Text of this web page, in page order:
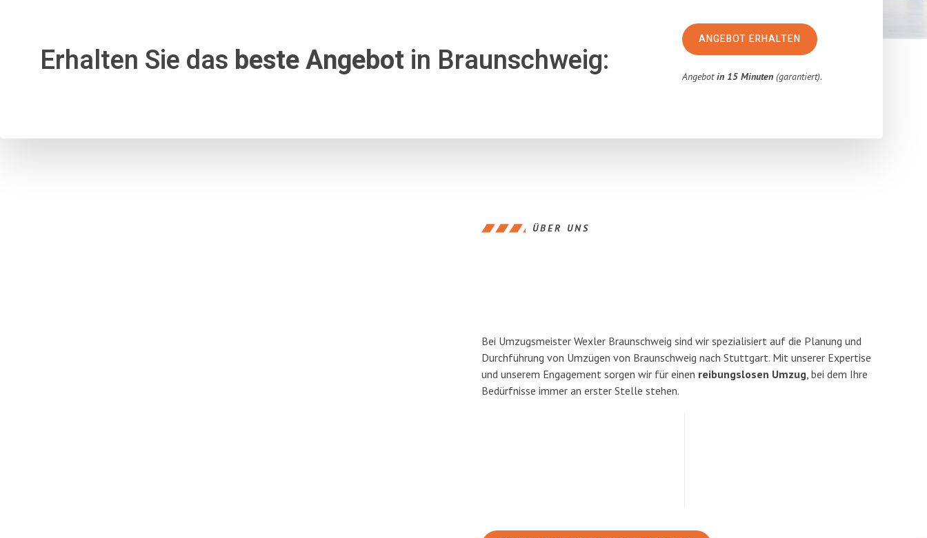
Erhalten Sie das beste Angebot in Braunschweig:
ANGEBOT ERHALTEN
Angebotin 15 Minuten (garantiert).
ÜBER UNS
Bei Umzugsmeister Wexler Braunschweig sind wir spezialisiert auf die Planung und
Durchführung von Umzügen von Braunschweig nach Stuttgart. Mit unserer Expertise
und unserem Engagement sorgen wir für einen reibungslosen Umzug, bei dem Ihre
Bedürfnisse immer an erster Stelle stehen.